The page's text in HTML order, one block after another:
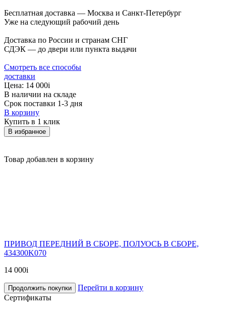
Бесплатная доставка — Москва и Санкт-Петербург
Уже на следующий рабочий день
Доставка по России и странам СНГ
СДЭК — до двери или пункта выдачи
Смотреть все способы
доставки
Цена: 14 000i
В наличии на складе
Срок поставки 1-3 дня
В корзину
Купить в 1 клик
В избранное
Товар добавлен в корзину
ПРИВОД ПЕРЕДНИЙ В СБОРЕ, ПОЛУОСЬ В СБОРЕ,
434300K070
14 000i
Продолжить покупки
Перейти в корзину
Сертификаты